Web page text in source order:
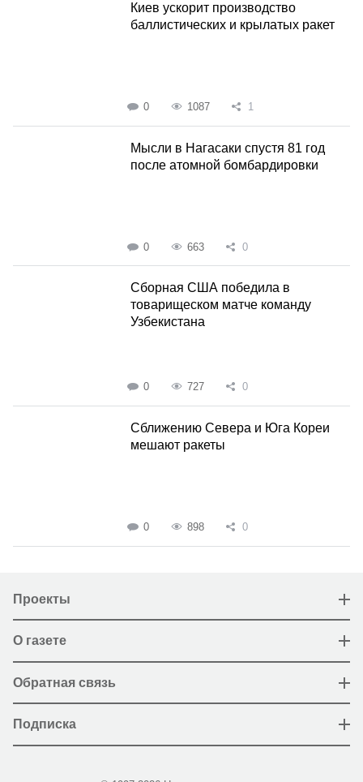
Киев ускорит производство
баллистических и крылатых ракет
0 1087 1
Мысли в Нагасаки спустя 81 год
после атомной бомбардировки
0 663 0
Сборная США победила в
товарищеском матче команду
Узбекистана
0 727 0
Сближению Севера и Юга Кореи
мешают ракеты
0 898 0
Проекты
О газете
Обратная связь
Подписка